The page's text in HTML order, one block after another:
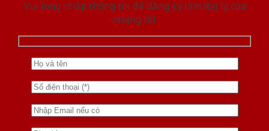
Vui lòng nhập thông tin để đăng ký làm đại lý của
chúng tôi